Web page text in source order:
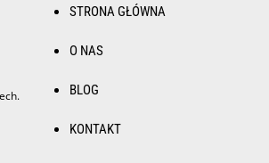
STRONA GŁÓWNA
O NAS
BLOG
KONTAKT